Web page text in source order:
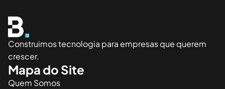
Construimos tecnologia para empresas que querem
crescer.
Mapa do Site
Quem Somos